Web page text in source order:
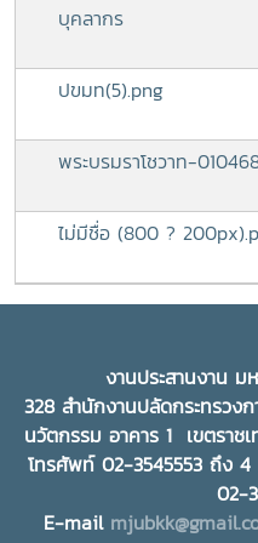
บุคลากร
ปขมท(5).png
พระบรมราโชวาท-
ไม่มีชื่อ (800 ?
งานประสานงาน ม
328 สำนักงานปลัดกระทรวง
นวัตกรรม อาคาร 1 เขตรา
โทรศัพท์ 02-3545553 ถึง 4
02-
E-mail